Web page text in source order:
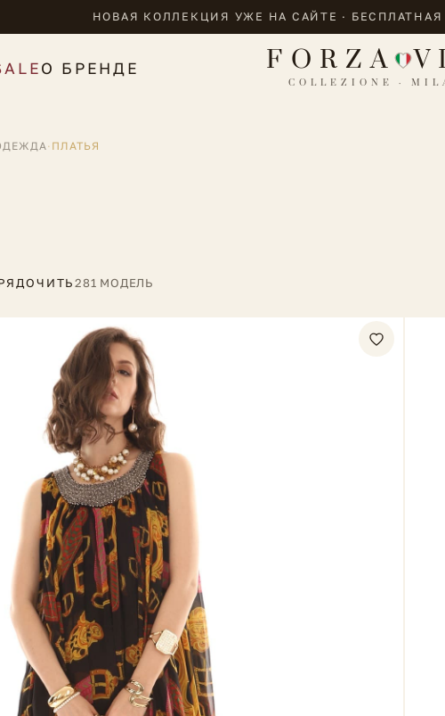
НОВАЯ КОЛЛЕКЦИЯ УЖЕ НА САЙТЕ ·
О БРЕНДЕ FORZA
COLLEZIONE ·
· ПЛАТЬЯ
281 МОДЕЛЬ